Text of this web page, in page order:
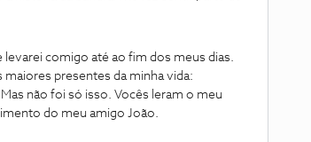
levarei comigo até ao fim dos meus dias.
presentes da minha vida:
não foi só isso. Vocês leram o meu
do meu amigo João.